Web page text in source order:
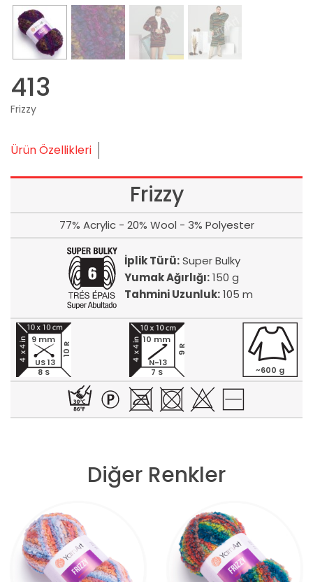
413
Frizzy
Ürün Özellikleri
Frizzy
77% Acrylic - 20% Wool - 3% Polyester
İplik Türü:Super Bulky
Yumak Ağırlığı:150 g
Tahmini Uzunluk:105 m
8 S
10 R
9 mm
US 13
7 S
9 R
10 mm
N-13
~600 g
Diğer Renkler